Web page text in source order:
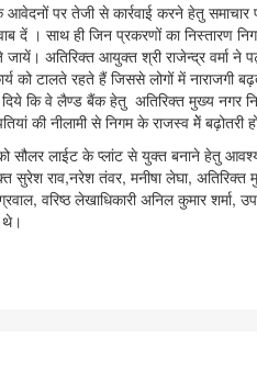
पर तेजी से कार्रवाई करने हेतु समाचार
दें । साथ ही जिन प्रकरणों का निस्तारण
अतिरिक्त आयुक्त श्री राजेन्द्र वर्मा
को टालते रहते हैं जिससे लोगों में नाराजगी
दिये कि वे लैण्ड बैंक हेतु अतिरिक्त मुख्य नगर
की नीलामी से निगम के राजस्व मेें बढ़ोतरी
सौलर लाईट के प्लांट से युक्त बनाने हेतु
सुरेश राव,नरेश तंवर, मनीषा लेघा,
वरिष्ठ लेखाधिकारी अनिल कुमार शर्मा,
थे।